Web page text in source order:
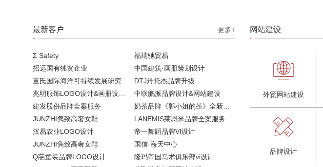
最新客户 更多+
Σ Safety
福瑞驰贸易
招远国有独资企业
中国建筑·画册策划设计
DTJ丹托杰品牌升级
中联鹏派品牌设计&网站建设
建发股份品牌全案服务
奶茶品牌《郭小姐的茶》全新视觉｜每天一杯好茶
JUNZHI隽致高奢女鞋
LANEMIS莱恩米品牌全案服务
汉易农业LOGO设计
帝一舞蹈品牌VI设计
JUNZHI隽致高奢女鞋
国信·海天中心
Q葩童装品牌LOGO设计
隆玛帝国马术俱乐部vi设计
网站建设
外贸网站建设
品牌设计